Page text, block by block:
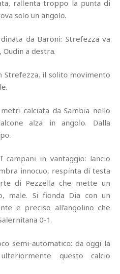
rallenta troppo la punta di
solo un angolo.
da Baroni: Strefezza va
a destra.
Strefezza, il solito movimento
calciata da Sambia nello
alza in angolo. Dalla
campani in vantaggio: lancio
innocuo, respinta di testa
di Pezzella che mette un
male. Si fionda Dia con un
e preciso all'angolino che
0-1.
semi-automatico: da oggi la
questo calcio